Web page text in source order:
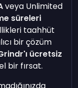
veya Unlimited
süreleri
taahhüt
bir çözüm
ücretsiz
bir fırsat.